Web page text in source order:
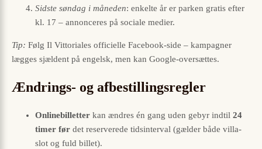
Sidste søndag i måneden: enkelte år er parken gratis efter
kl. 17 – annonceres på sociale medier.
Tip: Følg Il Vittoriales officielle Facebook-side – kampagner
lægges sjældent på engelsk, men kan Google-oversættes.
Ændrings- og afbestillingsregler
Onlinebilletter kan ændres én gang uden gebyr indtil 24
timer før det reserverede tids­interval (gælder både villa-
slot og fuld billet).